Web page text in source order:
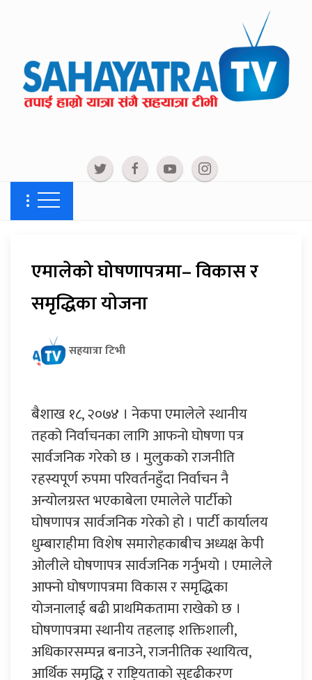
एमालेको घोषणापत्रमा– विकास र
समृद्धिका योजना
सहयात्रा टिभी
बैशाख १८, २०७४ । नेकपा एमालेले स्थानीय
तहको निर्वाचनका लागि आफनो घोषणा पत्र
सार्वजनिक गरेको छ । मुलुकको राजनीति
रहस्यपूर्ण रुपमा परिवर्तनहुँदा निर्वाचन नै
अन्योलग्रस्त भएकाबेला एमालेले पार्टीको
घोषणापत्र सार्वजनिक गरेको हो । पार्टी कार्यालय
धुम्बाराहीमा विशेष समारोहकाबीच अध्यक्ष केपी
ओलीले घोषणापत्र सार्वजनिक गर्नुभयो । एमालेले
आफ्नो घोषणापत्रमा विकास र समृद्धिका
योजनालाई बढी प्राथमिकतामा राखेको छ ।
घोषणापत्रमा स्थानीय तहलाइ शक्तिशाली,
अधिकारसम्पन्न बनाउने, राजनीतिक स्थायित्व,
आर्थिक समृद्धि र राष्ट्रियताको सुदृढीकरण